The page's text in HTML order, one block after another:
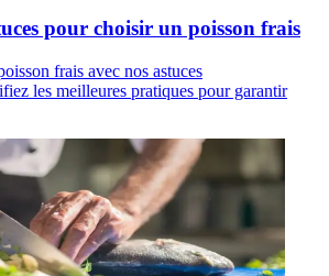
pour choisir un poisson frais
frais avec nos astuces
les meilleures pratiques pour garantir